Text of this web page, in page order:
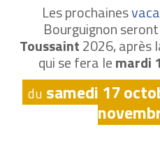
Les prochaines
Bourguignon
Toussaint2026, après
qui se fera lemardi 1
du samedi 17